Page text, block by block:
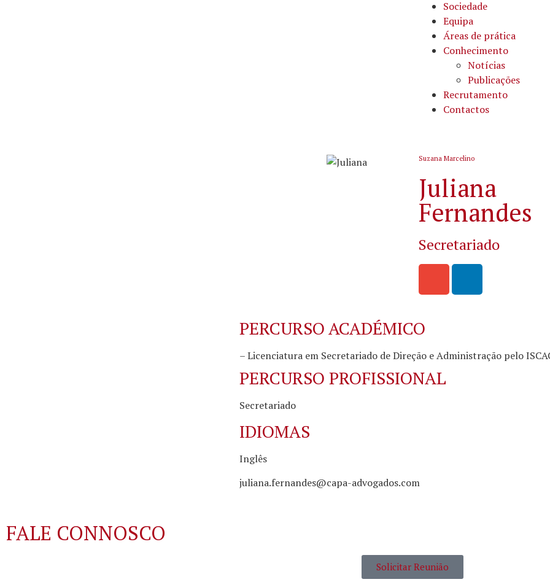
Sociedade
Equipa
Áreas de prática
Conhecimento
Notícias
Publicações
Recrutamento
Contactos
Suzana Marcelino
Juliana
Fernandes
Secretariado
PERCURSO ACADÉMICO
– Licenciatura em Secretariado de Direção e Administração pelo
PERCURSO PROFISSIONAL
Secretariado
IDIOMAS
Inglês
juliana.fernandes@capa-advogados.com
FALE CONNOSCO
Solicitar Reunião